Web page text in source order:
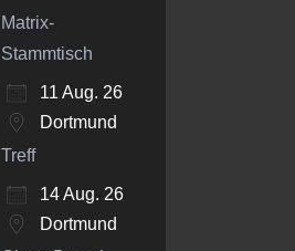
Matrix-
Stammtisch
11 Aug. 26
Dortmund
Treff
14 Aug. 26
Dortmund